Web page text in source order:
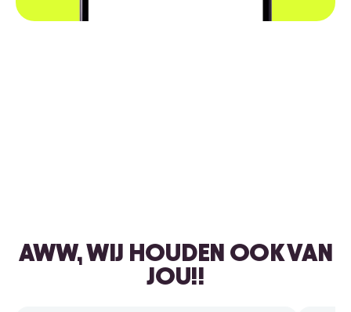
AWW, WIJ HOUDEN OOK VAN
JOU!!